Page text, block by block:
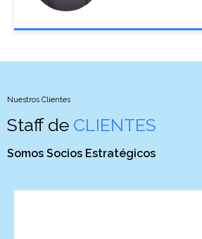
Nuestros Clientes
Staff de CLIENTES
Somos Socios Estratégicos